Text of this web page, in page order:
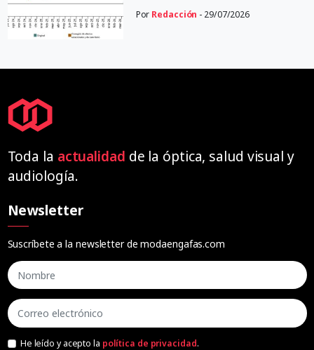
Por Redacción - 29/07/2026
Toda la actualidad de la óptica, salud visual y
audiología.
Newsletter
Suscríbete a la newsletter de modaengafas.com
He leído y acepto la política de privacidad.